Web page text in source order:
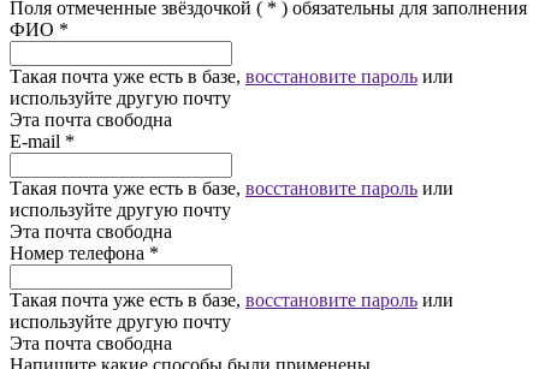
Поля отмеченные звёздочкой ( * ) обязательны для заполнения
ФИО *
Такая почта уже есть в базе, восстановите пароль или
используйте другую почту
Эта почта свободна
Е-mail *
Такая почта уже есть в базе, восстановите пароль или
используйте другую почту
Эта почта свободна
Номер телефона *
Такая почта уже есть в базе, восстановите пароль или
используйте другую почту
Эта почта свободна